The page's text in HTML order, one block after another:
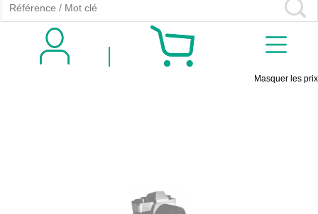
Masquer les prix